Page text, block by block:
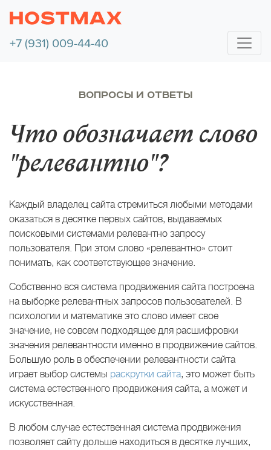
+7 (931) 009-44-40
ВОПРОСЫ И ОТВЕТЫ
Что обозначает слово
"релевантно"?
Каждый владелец сайта стремиться любыми методами
оказаться в десятке первых сайтов, выдаваемых
поисковыми системами релевантно запросу
пользователя. При этом слово «релевантно» стоит
понимать, как соответствующее значение.
Собственно вся система продвижения сайта построена
на выборке релевантных запросов пользователей. В
психологии и математике это слово имеет свое
значение, не совсем подходящее для расшифровки
значения релевантности именно в продвижение сайтов.
Большую роль в обеспечении релевантности сайта
играет выбор системы раскрутки сайта, это может быть
система естественного продвижения сайта, а может и
искусственная.
В любом случае естественная система продвижения
позволяет сайту дольше находиться в десятке лучших,